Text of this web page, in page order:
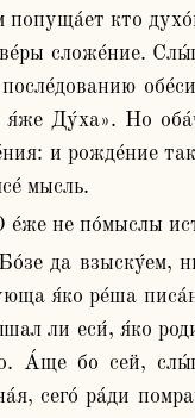
кто
сложе́ние.
я́же Ду́ха». Но
и рожде́ние
мысль.
О е́же не по́мыслы
я́ко ре́ша
ли еси́, я́ко
А́ще бо сей,
сего́ ра́ди